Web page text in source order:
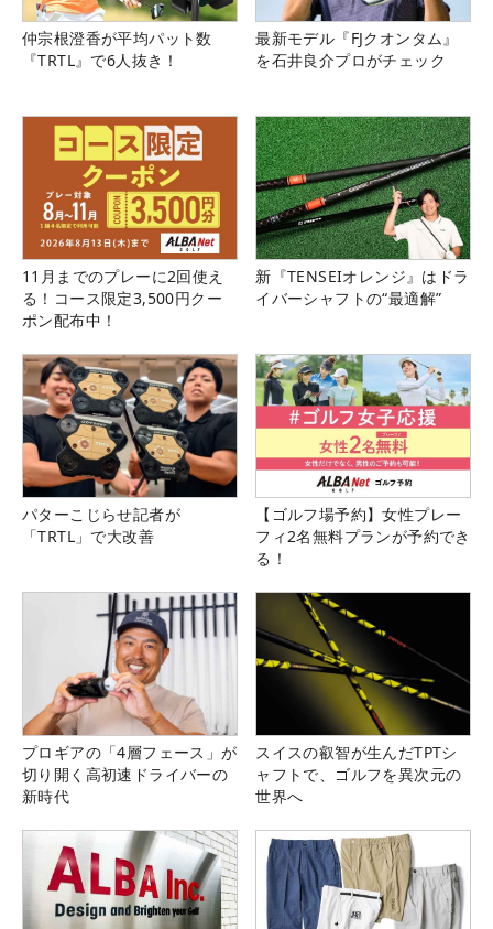
仲宗根澄香が平均パット数
『TRTL』で6人抜き！
最新モデル『FJクオンタム』
を石井良介プロがチェック
11月までのプレーに2回使え
る！コース限定3,500円クー
ポン配布中！
新『TENSEIオレンジ』はドラ
イバーシャフトの“最適解”
パターこじらせ記者が
「TRTL」で大改善
【ゴルフ場予約】女性プレー
フィ2名無料プランが予約でき
る！
プロギアの「4層フェース」が
切り開く高初速ドライバーの
新時代
スイスの叡智が生んだTPTシ
ャフトで、ゴルフを異次元の
世界へ